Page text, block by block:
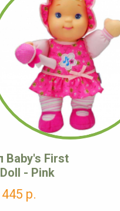
Baby's First
- Pink
р.